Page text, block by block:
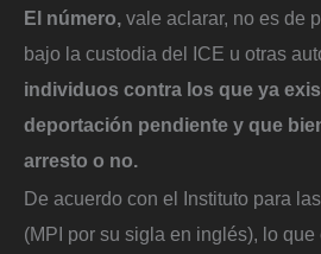
El número, vale aclarar, no es de
bajo la custodia del ICE u otras
individuos contra los que ya
deportación pendiente y que
arresto o no.
De acuerdo con el Instituto para
(MPI por su sigla en inglés), lo